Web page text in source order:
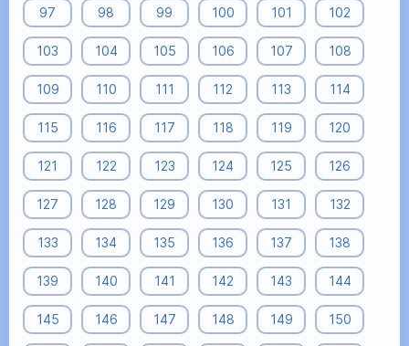
97 98 99 100 101 102
103 104 105 106 107 108
109 110 111 112 113 114
115 116 117 118 119 120
121 122 123 124 125 126
127 128 129 130 131 132
133 134 135 136 137 138
139 140 141 142 143 144
145 146 147 148 149 150